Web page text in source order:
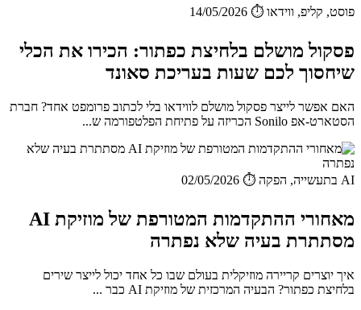
פוסט, קליפ, ווידאו ⏱️ 14/05/2026
פסקול מושלם בלחיצת כפתור: הכירו את הכלי
שיחסוך לכם שעות בעריכת סאונד
האם אפשר לייצר פסקול מושלם לווידאו בלי לכתוב פרומפט אחד? חברת
הסטארט-אפ Sonilo הכריזה על פתיחת הפלטפורמה ש...
AI בתעשייה, הפקה ⏱️ 02/05/2026
מאחורי ההתקדמות המטורפת של מוזיקת AI
מסתתרת בעיה שלא נפתרה
איך יוצרים קריירה מוזיקלית בעולם שבו כל אחד יכול לייצר שירים
בלחיצת כפתור? הבעיה המרכזית של מוזיקת AI כבר ...